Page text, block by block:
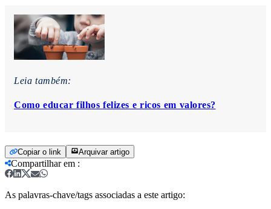
Leia também:
Como educar filhos felizes e ricos em valores?
Copiar o link Arquivar artigo
Compartilhar em :
As palavras-chave/tags associadas a este artigo: